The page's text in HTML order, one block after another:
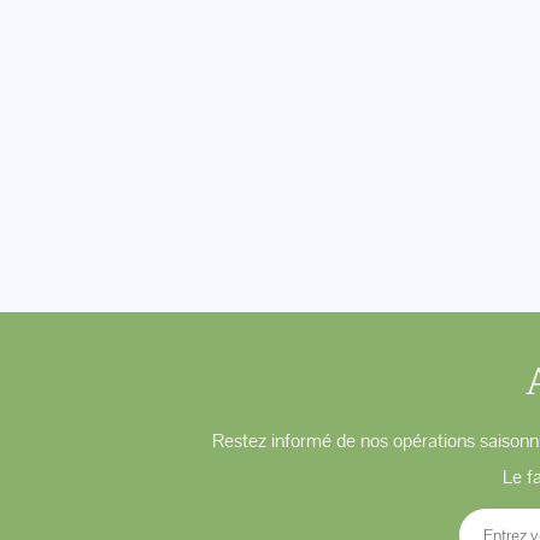
Restez informé de nos opérations
Le